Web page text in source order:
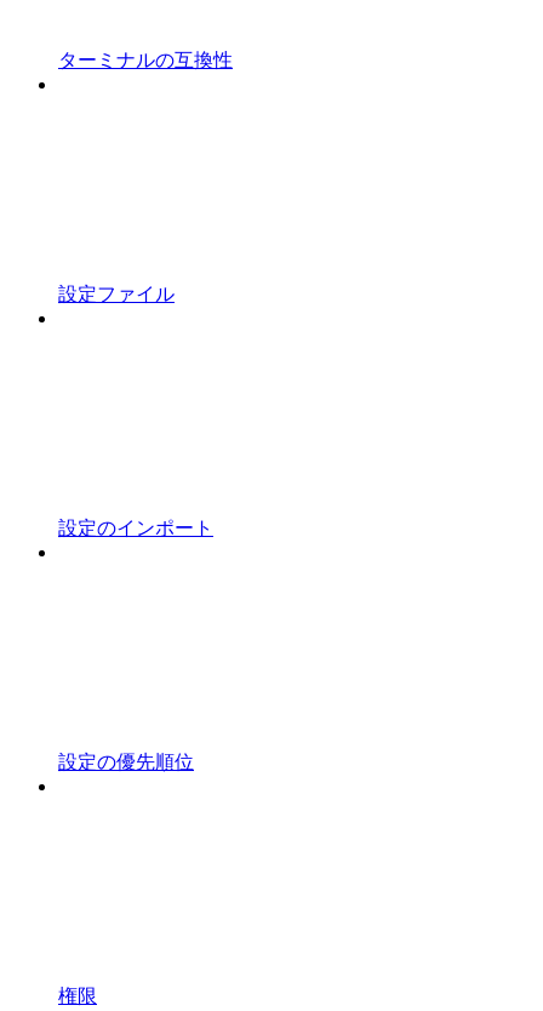
ターミナルの互換性
設定ファイル
設定のインポート
設定の優先順位
権限